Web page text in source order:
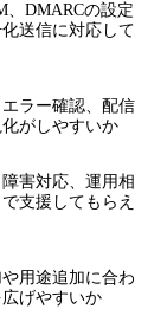
、DMARCの設定
送信に対応して
ラー確認、配信
がしやすいか
害対応、運用相
支援してもらえ
用途追加に合わ
げやすいか